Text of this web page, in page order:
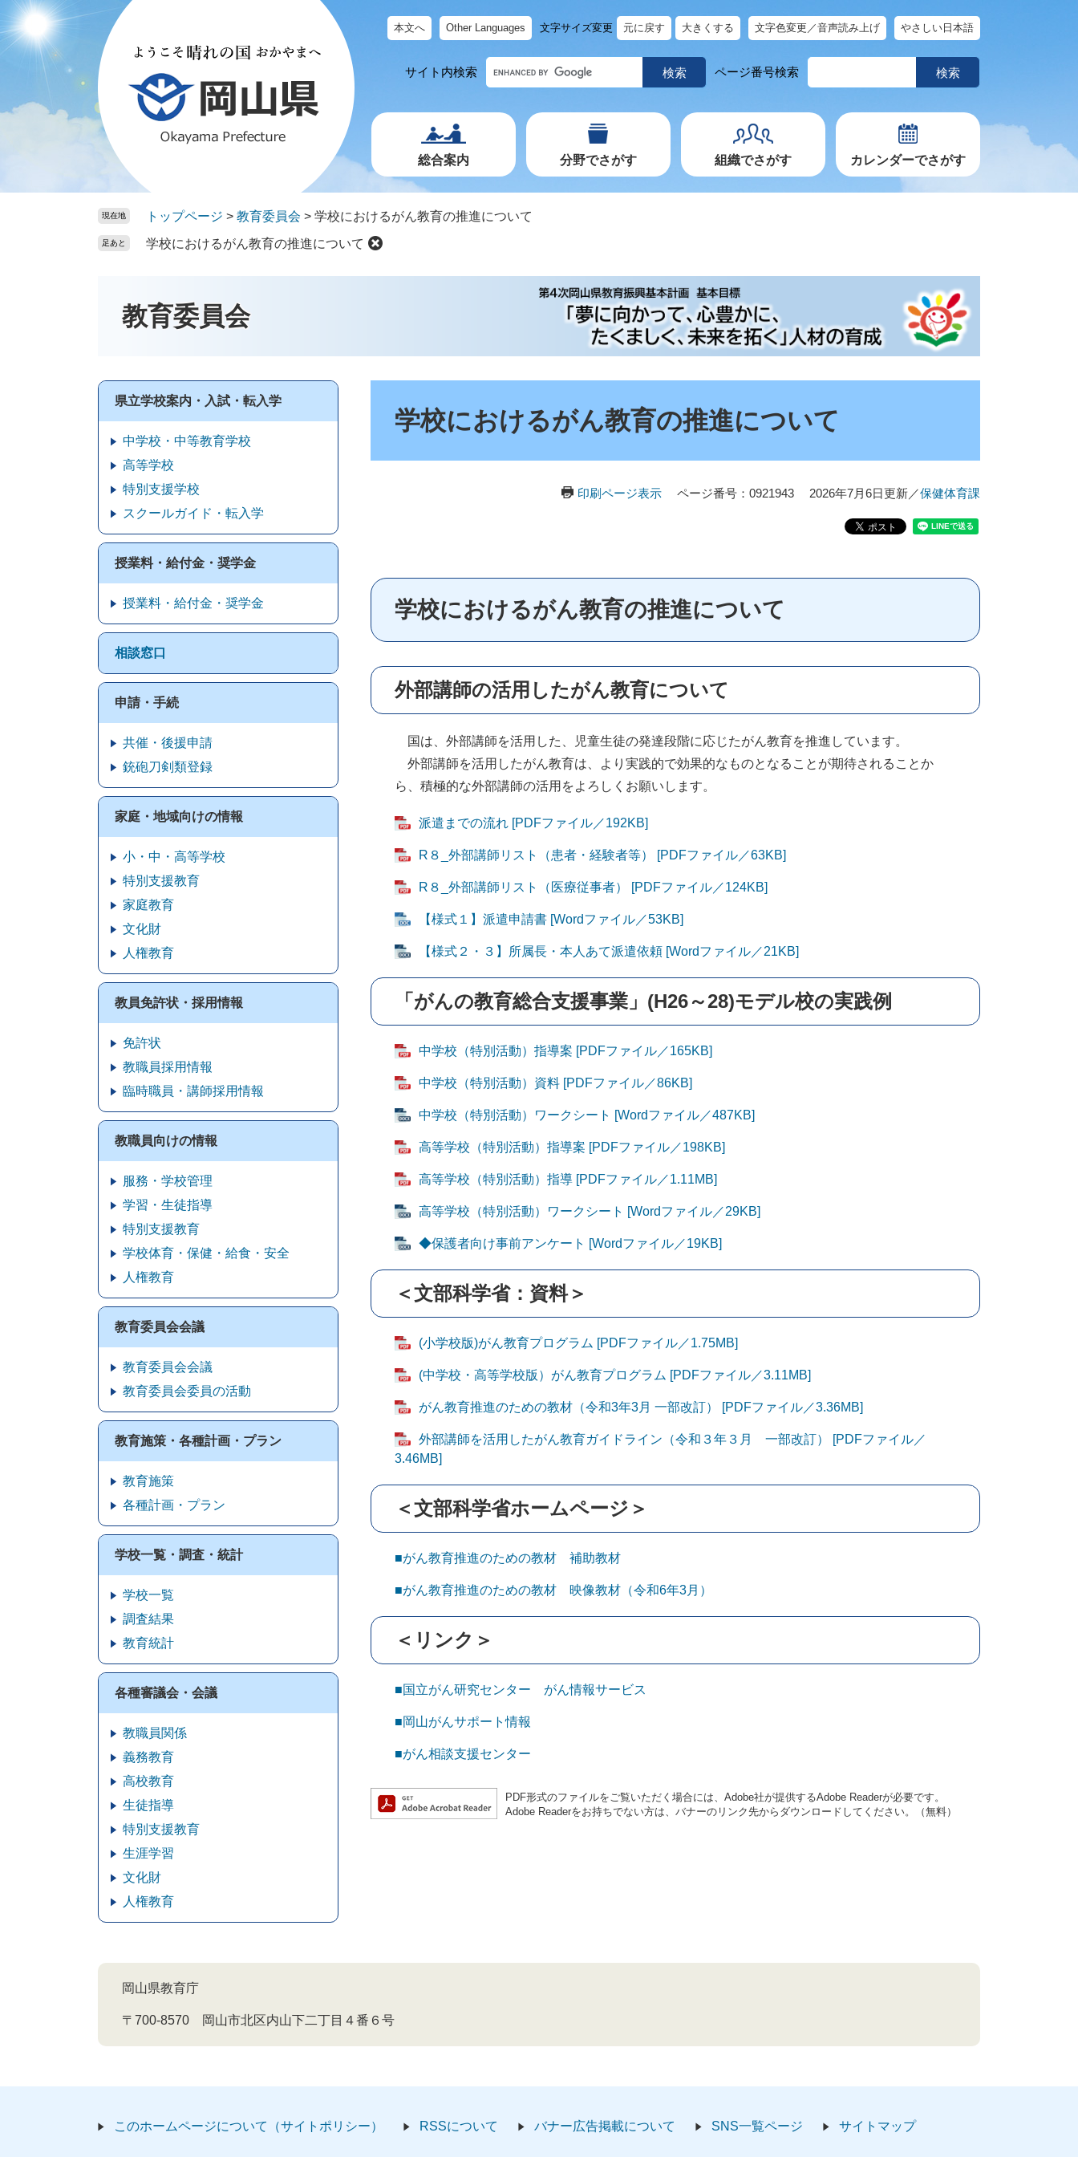
ー
ジ
ニ
ュ
本文へ Other Languages 文字サイズ変更 元に戻す 大きくする 文字色変更／音声読み上げ やさしい日本語
サイト内検索
キ
ー
ワ
ド
ページ番号検索
ペ
ジ
号
総合案内 分野でさがす 組織でさがす カレンダーでさがす
現在地 トップページ > 教育委員会 > 学校におけるがん教育の推進について
足あと 学校におけるがん教育の推進について
教育委員会
学校におけるがん教育の推進について
印刷ページ表示 ページ番号：0921943 2026年7月6日更新／保健体育課
学校におけるがん教育の推進について
外部講師の活用したがん教育について
国は、外部講師を活用した、児童生徒の発達段階に応じたがん教育を推進しています。
外部講師を活用したがん教育は、より実践的で効果的なものとなることが期待されることか
ら、積極的な外部講師の活用をよろしくお願いします。
派遣までの流れ [PDFファイル／192KB]
R８_外部講師リスト（患者・経験者等） [PDFファイル／63KB]
R８_外部講師リスト（医療従事者） [PDFファイル／124KB]
【様式１】派遣申請書 [Wordファイル／53KB]
【様式２・３】所属長・本人あて派遣依頼 [Wordファイル／21KB]
「がんの教育総合支援事業」(H26～28)モデル校の実践例
中学校（特別活動）指導案 [PDFファイル／165KB]
中学校（特別活動）資料 [PDFファイル／86KB]
中学校（特別活動）ワークシート [Wordファイル／487KB]
高等学校（特別活動）指導案 [PDFファイル／198KB]
高等学校（特別活動）指導 [PDFファイル／1.11MB]
高等学校（特別活動）ワークシート [Wordファイル／29KB]
◆保護者向け事前アンケート [Wordファイル／19KB]
＜文部科学省：資料＞
(小学校版)がん教育プログラム [PDFファイル／1.75MB]
(中学校・高等学校版）がん教育プログラム [PDFファイル／3.11MB]
がん教育推進のための教材（令和3年3月 一部改訂） [PDFファイル／3.36MB]
外部講師を活用したがん教育ガイドライン（令和３年３月 一部改訂） [PDFファイル／
3.46MB]
＜文部科学省ホームページ＞
■がん教育推進のための教材 補助教材
■がん教育推進のための教材 映像教材（令和6年3月）
＜リンク＞
■国立がん研究センター がん情報サービス
■岡山がんサポート情報
■がん相談支援センター
PDF形式のファイルをご覧いただく場合には、Adobe社が提供するAdobe Readerが必要です。
Adobe Readerをお持ちでない方は、バナーのリンク先からダウンロードしてください。（無料）
県立学校案内・入試・転入学
中学校・中等教育学校
高等学校
特別支援学校
スクールガイド・転入学
授業料・給付金・奨学金
授業料・給付金・奨学金
相談窓口
申請・手続
共催・後援申請
銃砲刀剣類登録
家庭・地域向けの情報
小・中・高等学校
特別支援教育
家庭教育
文化財
人権教育
教員免許状・採用情報
免許状
教職員採用情報
臨時職員・講師採用情報
教職員向けの情報
服務・学校管理
学習・生徒指導
特別支援教育
学校体育・保健・給食・安全
人権教育
教育委員会会議
教育委員会会議
教育委員会委員の活動
教育施策・各種計画・プラン
教育施策
各種計画・プラン
学校一覧・調査・統計
学校一覧
調査結果
教育統計
各種審議会・会議
教職員関係
義務教育
高校教育
生徒指導
特別支援教育
生涯学習
文化財
人権教育
岡山県教育庁
〒700-8570 岡山市北区内山下二丁目４番６号
このホームページについて（サイトポリシー） RSSについて バナー広告掲載について SNS一覧ページ サイトマップ